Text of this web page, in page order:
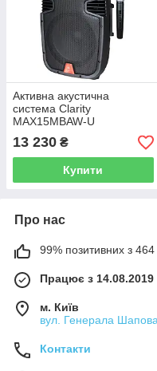
Активна акустична
система Clarity
MAX15MBAW-U
(Аккомулятор + USB +
Bluetooth + два радіо
мікрофона)
13 230 ₴
Купити
Про нас
99% позитивних з 464
Працює з 14.08.2019
м. Київ
вул. Генерала
Контакти